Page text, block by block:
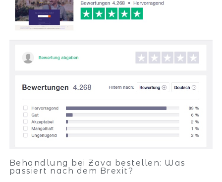
Behandlung bei Zava bestellen: Was
passiert nach dem Brexit?